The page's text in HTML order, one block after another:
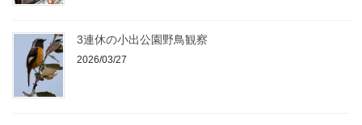
3連休の小出公園野鳥観察
2026/03/27